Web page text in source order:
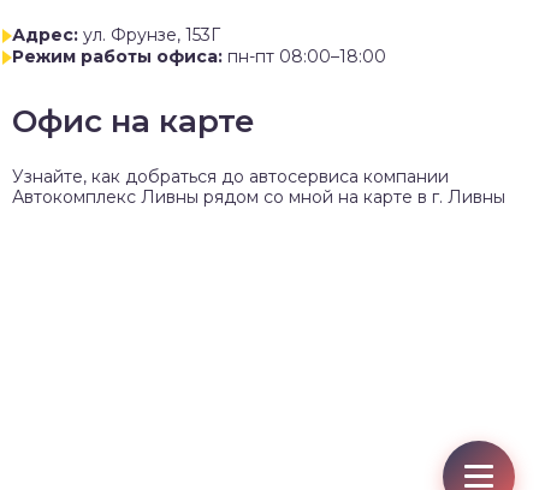
Адрес: ул. Фрунзе, 153Г
Режим работы офиса: пн-пт 08:00–18:00
Офис на карте
Узнайте, как добраться до автосервиса компании
Автокомплекс Ливны рядом со мной на карте в г. Ливны